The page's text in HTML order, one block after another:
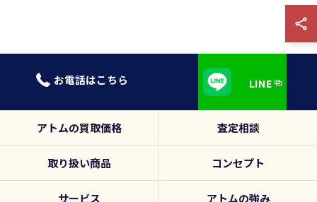
0120-839-731 LINE
アトムの買取価格 査定相談
取り扱い商品 コンセプト
サービス アトムの強み